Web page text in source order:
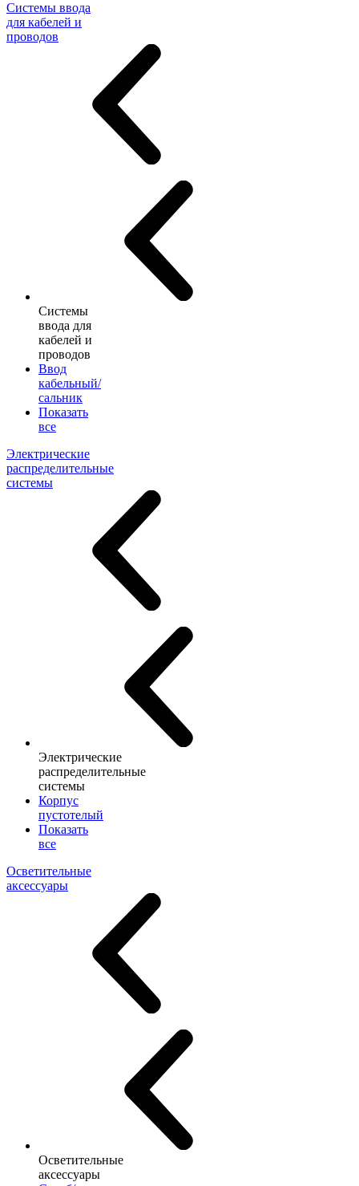
Системы ввода
для кабелей и
проводов
Системы
ввода для
кабелей и
проводов
Ввод
кабельный/
сальник
Показать
все
Электрические
распределительные
системы
Электрические
распределительные
системы
Корпус
пустотелый
Показать
все
Осветительные
аксессуары
Осветительные
аксессуары